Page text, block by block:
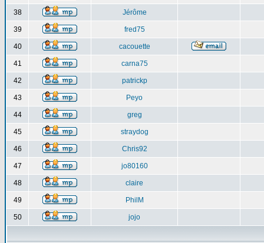
38 Jérôme
39 fred75
40 cacouette
41 carna75
42 patrickp
43 Peyo
44 greg
45 straydog
46 Chris92
47 jo80160
48 claire
49 PhilM
50 jojo